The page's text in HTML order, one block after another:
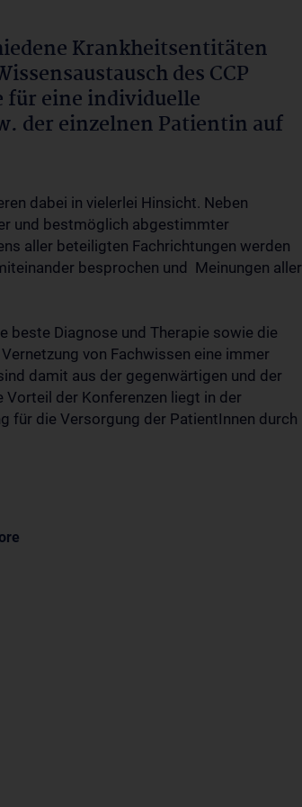
Krankheitsentitäten
des CCP
für eine individuelle
der einzelnen Patientin auf
dabei in vielerlei Hinsicht. Neben
und bestmöglich abgestimmter
aller beteiligten Fachrichtungen werden
besprochen und Meinungen aller
beste Diagnose und Therapie sowie die
von Fachwissen eine immer
damit aus der gegenwärtigen und der
der Konferenzen liegt in der
für die Versorgung der PatientInnen durch